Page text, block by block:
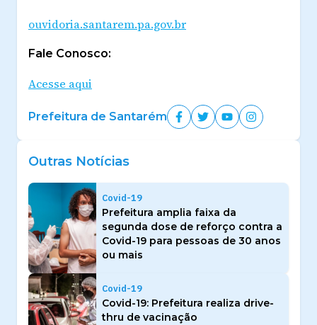
ouvidoria.santarem.pa.gov.br
Fale Conosco:
Acesse aqui
Prefeitura de Santarém
Outras Notícias
Covid-19
Prefeitura amplia faixa da
segunda dose de reforço contra a
Covid-19 para pessoas de 30 anos
ou mais
Covid-19
Covid-19: Prefeitura realiza drive-
thru de vacinação